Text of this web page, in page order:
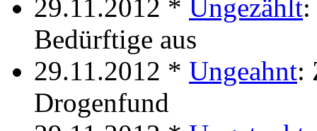
29.11.2012 * Ungezählt
Bedürftige aus
29.11.2012 * Ungeahnt:
Drogenfund